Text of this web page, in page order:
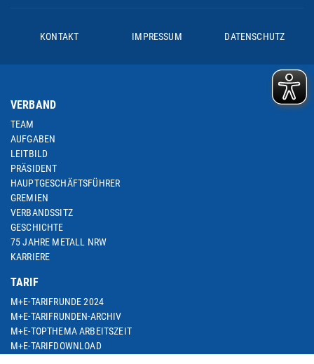
KONTAKT IMPRESSUM DATENSCHUTZ
VERBAND
TEAM
AUFGABEN
LEITBILD
PRÄSIDENT
HAUPTGESCHÄFTSFÜHRER
GREMIEN
VERBANDSSITZ
GESCHICHTE
75 JAHRE METALL NRW
KARRIERE
TARIF
M+E-TARIFRUNDE 2024
M+E-TARIFRUNDEN-ARCHIV
M+E-TOPTHEMA ARBEITSZEIT
M+E-TARIFDOWNLOAD